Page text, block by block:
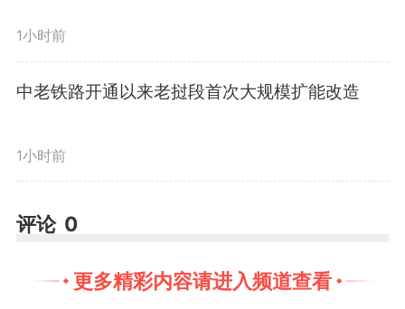
容”“第三，坚持守正创新”。
布大江南北，围绕文化传承发展发
表一系列重要讲话、作出一系列重
到，这三点正是新征程上赓续历史
1小时前
中老铁路开通以来老挝段首次大规模扩能改造
1小时前
评论 0
更多精彩内容请进入频道查看